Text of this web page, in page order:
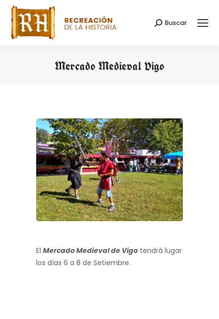
Buscar:
Buscar
Mercado Medieval Vigo
El Mercado Medieval de Vigo tendrá lugar
los días 6 a 8 de Setiembre.